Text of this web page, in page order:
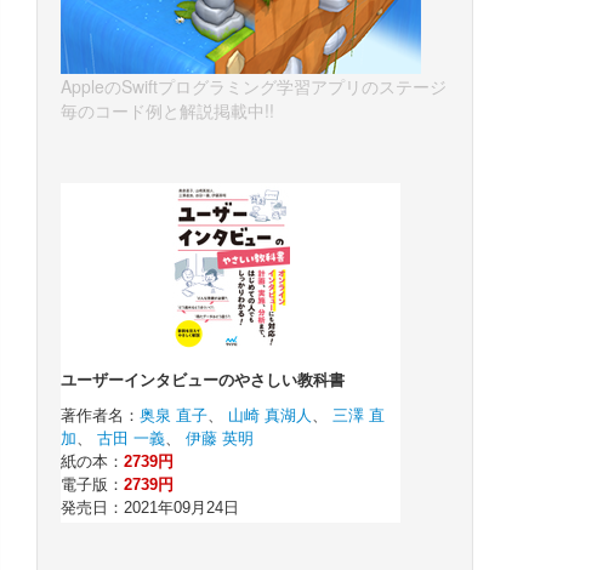
AppleのSwiftプログラミング学習アプリのステージ
毎のコード例と解説掲載中!!